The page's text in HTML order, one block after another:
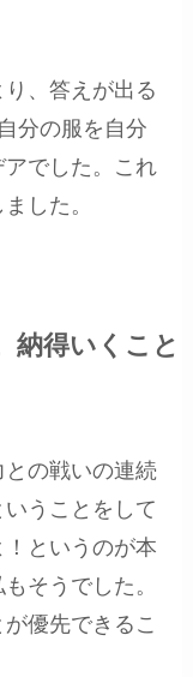
、答えが出る
分の服を自分
でした。これ
した。
納得いくこと
の戦いの連続
うことをして
というのが本
そうでした。
優先できるこ